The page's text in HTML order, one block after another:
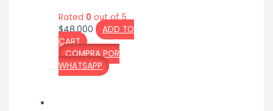
Rated 0 out of 5
$48,000
ADD TO
CART
COMPRA POR
WHATSAPP